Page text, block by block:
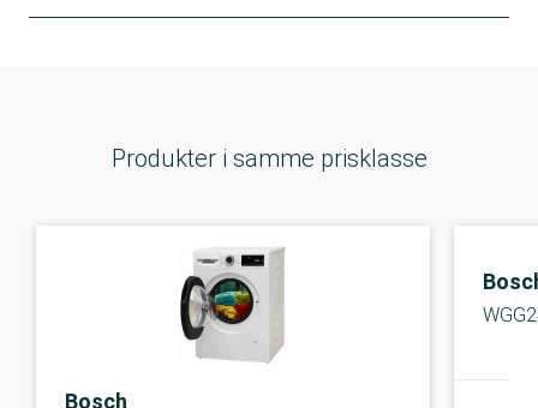
Produkter i samme prisklasse
Bosch